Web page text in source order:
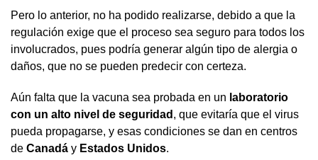
Pero lo anterior, no ha podido realizarse, debido a que la
regulación exige que el proceso sea seguro para todos los
involucrados, pues podría generar algún tipo de alergia o
daños, que no se pueden predecir con certeza.
Aún falta que la vacuna sea probada en un laboratorio
con un alto nivel de seguridad , que evitaría que el virus
pueda propagarse, y esas condiciones se dan en centros
de Canadá y Estados Unidos.